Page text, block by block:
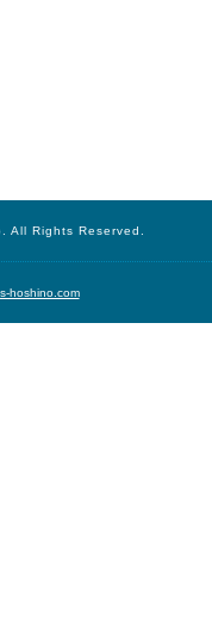
All Rights Reserved.
s-hoshino.com